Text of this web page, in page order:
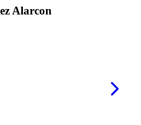
Alarcon